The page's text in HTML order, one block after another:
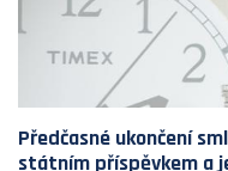
Předčasné ukončení
státním příspěvkem a